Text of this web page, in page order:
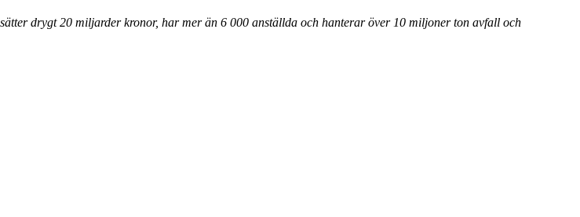
drygt 20 miljarder kronor, har mer än 6 000 anställda och hanterar över 10 miljoner ton avfall och